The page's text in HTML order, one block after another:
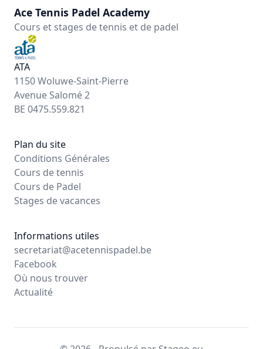
Ace Tennis Padel Academy
Cours et stages de tennis et de padel
ATA
1150 Woluwe-Saint-Pierre
Avenue Salomé 2
BE 0475.559.821
Plan du site
Conditions Générales
Cours de tennis
Cours de Padel
Stages de vacances
Informations utiles
secretariat@acetennispadel.be
Facebook
Où nous trouver
Actualité